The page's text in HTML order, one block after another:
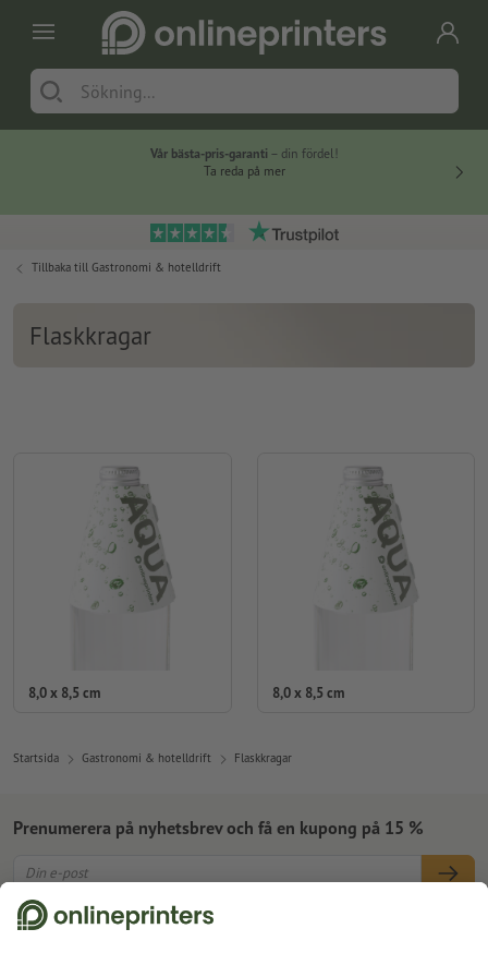
Vår bästa-pris-garanti – din fördel!
Ta reda på mer
Tillbaka till Gastronomi & hotelldrift
Flaskkragar
8,0 x 8,5 cm 8,0 x 8,5 cm
Startsida Gastronomi & hotelldrift Flaskkragar
Om oss
Prenumerera på nyhetsbrev och få en kupong på 15 %